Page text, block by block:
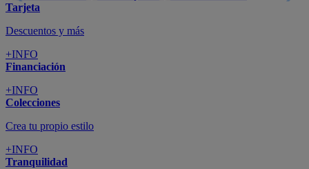
Tarjeta
Descuentos y más
+INFO
Financiación
+INFO
Colecciones
Crea tu propio estilo
+INFO
Tranquilidad